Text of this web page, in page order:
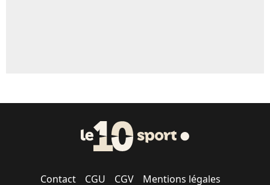
Contact CGU CGV Mentions légales